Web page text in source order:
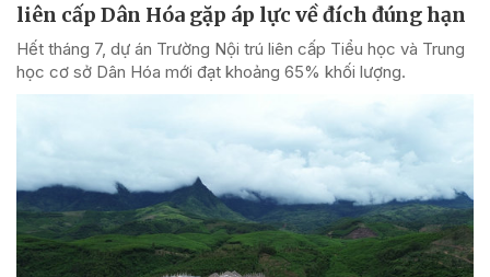
liên cấp Dân Hóa gặp áp lực về đích đúng hạn
Hết tháng 7, dự án Trường Nội trú liên cấp Tiểu học và Trung
học cơ sở Dân Hóa mới đạt khoảng 65% khối lượng.